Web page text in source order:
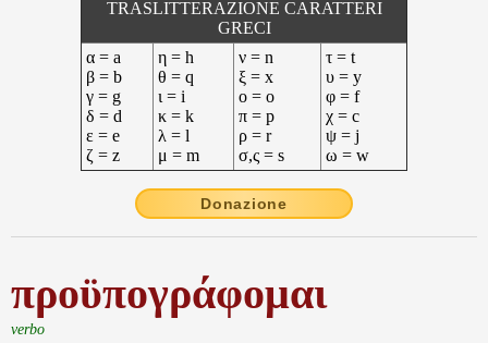
TRASLITTERAZIONE CARATTERI
GRECI
α = a
β = b
γ = g
δ = d
ε = e
ζ = z
η = h
θ = q
ι = i
κ = k
λ = l
μ = m
ν = n
ξ = x
ο = o
π = p
ρ = r
σ,ς = s
τ = t
υ = y
φ = f
χ = c
ψ = j
ω = w
Donazione
προϋπογράφομαι
verbo